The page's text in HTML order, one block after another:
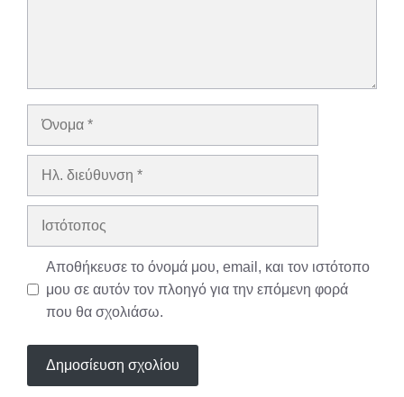
Όνομα
Ηλ.
Ιστότοπος
Αποθήκευσε το όνομά μου, email, και τον ιστότοπο
μου σε αυτόν τον πλοηγό για την επόμενη φορά
που θα σχολιάσω.